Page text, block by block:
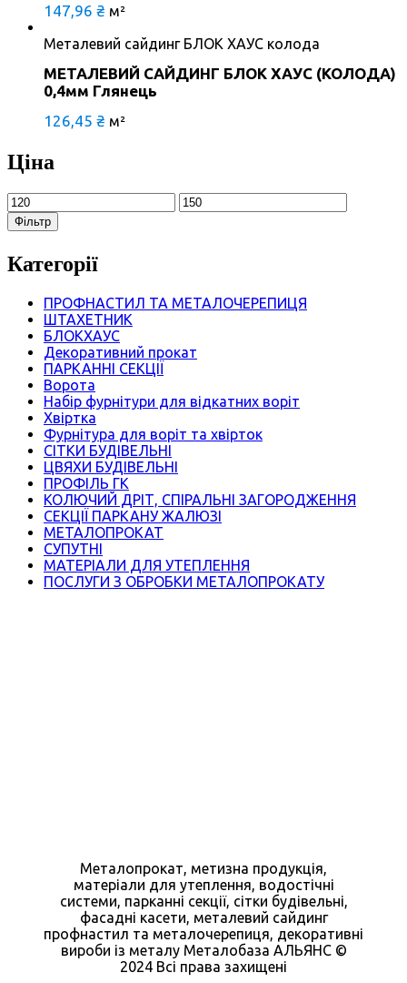
147,96 ₴ м²
Металевий сайдинг БЛОК ХАУС колода
МЕТАЛЕВИЙ САЙДИНГ БЛОК ХАУС (КОЛОДА)
0,4мм Глянець
126,45 ₴ м²
Ціна
Мінімальна
ціна
Найбільша
ціна
Фільтр
Категорії
ПРОФНАСТИЛ ТА МЕТАЛОЧЕРЕПИЦЯ
ШТАХЕТНИК
БЛОКХАУС
Декоративний прокат
ПАРКАННІ СЕКЦІЇ
Ворота
Набір фурнітури для відкатних воріт
Хвіртка
Фурнітура для воріт та хвірток
СІТКИ БУДІВЕЛЬНІ
ЦВЯХИ БУДІВЕЛЬНІ
ПРОФІЛЬ ГК
КОЛЮЧИЙ ДРІТ, СПІРАЛЬНІ ЗАГОРОДЖЕННЯ
СЕКЦІЇ ПАРКАНУ ЖАЛЮЗІ
МЕТАЛОПРОКАТ
СУПУТНІ
МАТЕРІАЛИ ДЛЯ УТЕПЛЕННЯ
ПОСЛУГИ З ОБРОБКИ МЕТАЛОПРОКАТУ
Металопрокат, метизна продукція,
матеріали для утеплення, водостічні
системи, парканні секції, сітки будівельні,
фасадні касети, металевий сайдинг
профнастил та металочерепиця, декоративні
вироби із металу Металобаза АЛЬЯНС ©
2024 Всі права захищені